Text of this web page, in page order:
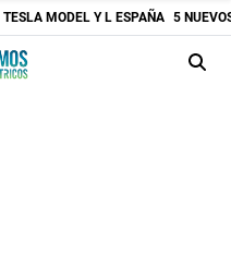
TESLA MODEL Y L ESPAÑA 5